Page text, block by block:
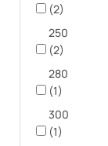
(2)
250
(2)
280
(1)
300
(1)